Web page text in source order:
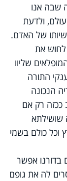
שבה אנו
ולדעת
של האדם.
לחוש את
שליוו
התורה
הנכונה
רק אם
שושילתא
וכל כולם בשמי
בדורנו אפשר
לה את גופם